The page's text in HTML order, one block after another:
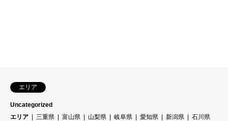
エリア
Uncategorized
エリア
三重県 富山県 山梨県 岐阜県 愛知県 新潟県
石川県